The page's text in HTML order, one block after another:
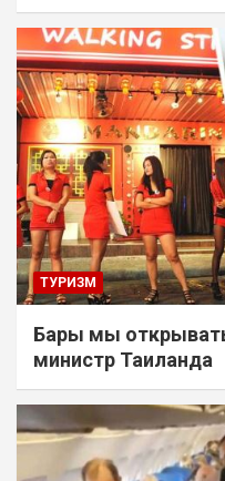
ТУРИЗМ
Бары мы
министр Таиланда